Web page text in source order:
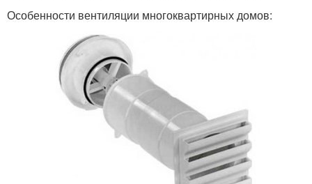
Особенности вентиляции многоквартирных домов: